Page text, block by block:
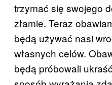
trzymać się swojego
złamie. Teraz
będą używać nasi
własnych celów.
będą próbowali